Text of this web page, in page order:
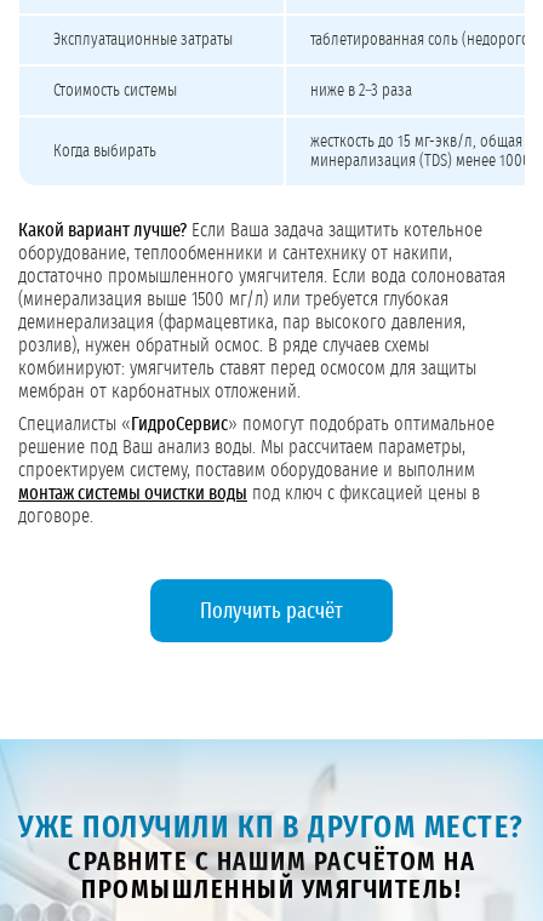
Эксплуатационные затраты таблетированная соль (недорого)
Стоимость системы ниже в 2–3 раза
Когда выбирать
жесткость до 15 мг-экв/л, общая
минерализация (TDS) менее
Какой вариант лучше? Если Ваша задача защитить котельное
оборудование, теплообменники и сантехнику от накипи,
достаточно промышленного умягчителя. Если вода солоноватая
(минерализация выше 1500 мг/л) или требуется глубокая
деминерализация (фармацевтика, пар высокого давления,
розлив), нужен обратный осмос. В ряде случаев схемы
комбинируют: умягчитель ставят перед осмосом для защиты
мембран от карбонатных отложений.
Специалисты «ГидроСервис» помогут подобрать оптимальное
решение под Ваш анализ воды. Мы рассчитаем параметры,
спроектируем систему, поставим оборудование и выполним
монтаж системы очистки воды под ключ с фиксацией цены в
договоре.
Получить расчёт
УЖЕ ПОЛУЧИЛИ КП В ДРУГОМ МЕСТЕ?
СРАВНИТЕ С НАШИМ РАСЧЁТОМ НА
ПРОМЫШЛЕННЫЙ УМЯГЧИТЕЛЬ!